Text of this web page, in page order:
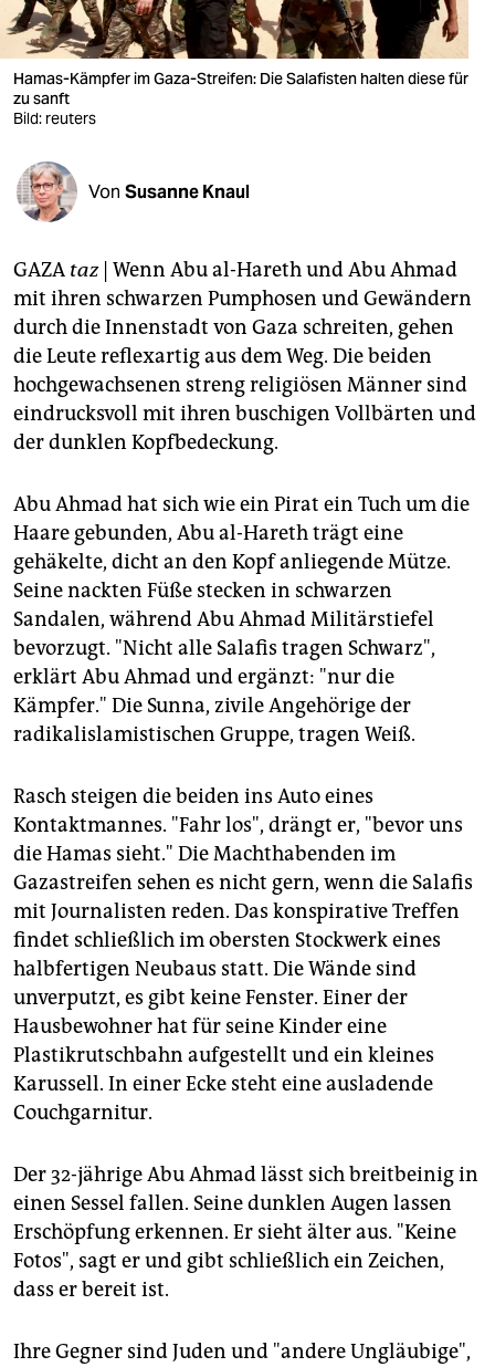
verlag
verlag
veranstaltungen
fragen & hilfe
abo
genossenschaft
epaper login
Hamas-Kämpfer im Gaza-Streifen: Die Salafisten halten diese für
zu sanft
Bild: reuters
Von Susanne Knaul
GAZA taz| Wenn Abu al-Hareth und Abu Ahmad
mit ihren schwarzen Pumphosen und Gewändern
durch die Innenstadt von Gaza schreiten, gehen
die Leute reflexartig aus dem Weg. Die beiden
hochgewachsenen streng religiösen Männer sind
eindrucksvoll mit ihren buschigen Vollbärten und
der dunklen Kopfbedeckung.
Abu Ahmad hat sich wie ein Pirat ein Tuch um die
Haare gebunden, Abu al-Hareth trägt eine
gehäkelte, dicht an den Kopf anliegende Mütze.
Seine nackten Füße stecken in schwarzen
Sandalen, während Abu Ahmad Militärstiefel
bevorzugt. "Nicht alle Salafis tragen Schwarz",
erklärt Abu Ahmad und ergänzt: "nur die
Kämpfer." Die Sunna, zivile Angehörige der
radikalislamistischen Gruppe, tragen Weiß.
Rasch steigen die beiden ins Auto eines
Kontaktmannes. "Fahr los", drängt er, "bevor uns
die Hamas sieht." Die Machthabenden im
Gazastreifen sehen es nicht gern, wenn die Salafis
mit Journalisten reden. Das konspirative Treffen
findet schließlich im obersten Stockwerk eines
halbfertigen Neubaus statt. Die Wände sind
unverputzt, es gibt keine Fenster. Einer der
Hausbewohner hat für seine Kinder eine
Plastikrutschbahn aufgestellt und ein kleines
Karussell. In einer Ecke steht eine ausladende
Couchgarnitur.
Der 32-jährige Abu Ahmad lässt sich breitbeinig in
einen Sessel fallen. Seine dunklen Augen lassen
Erschöpfung erkennen. Er sieht älter aus. "Keine
Fotos", sagt er und gibt schließlich ein Zeichen,
dass er bereit ist.
Ihre Gegner sind Juden und "andere Ungläubige",